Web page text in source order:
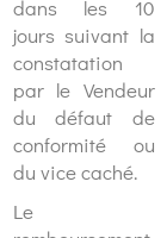
dans les 10
jours suivant la
constatation
par le Vendeur
du défaut de
conformité ou
du vice caché.
Le